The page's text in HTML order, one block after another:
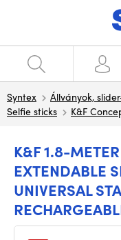
Syntex Állványok,
Selfie sticks
K&F
K&F 1.8-
EXTENDABLE
UNIVERSAL